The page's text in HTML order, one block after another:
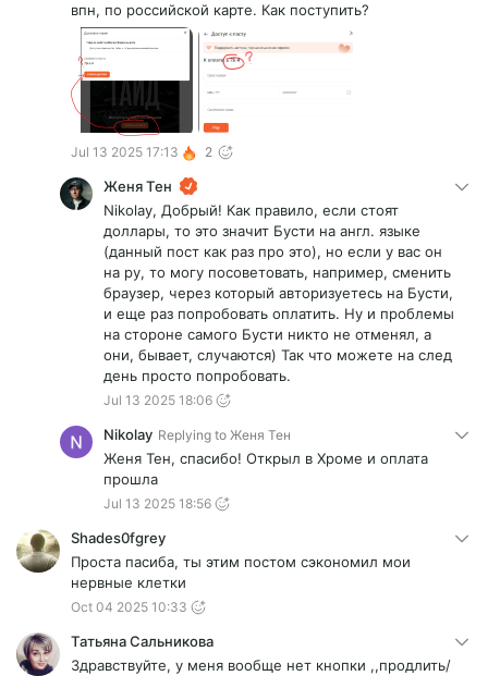
впн, по российской карте. Как поступить?
Jul 13 2025 17:13 2
Женя Тен
Nikolay, Добрый! Как правило, если стоят
доллары, то это значит Бусти на англ. языке
(данный пост как раз про это), но если у вас он
на ру, то могу посоветовать, например, сменить
браузер, через который авторизуетесь на Бусти,
и еще раз попробовать оплатить. Ну и проблемы
на стороне самого Бусти никто не отменял, а
они, бывает, случаются) Так что можете на след
день просто попробовать.
Jul 13 2025 18:06
Nikolay Replying to Женя Тен
Женя Тен, спасибо! Открыл в Хроме и оплата
прошла
Jul 13 2025 18:56
Shades0fgrey
Проста пасиба, ты этим постом сэкономил мои
нервные клетки
Oct 04 2025 10:33
Татьяна Сальникова
Здравствуйте, у меня вообще нет кнопки ,,продлить/